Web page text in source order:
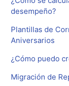
desempeño?
Plantillas de
Aniversarios
¿Cómo puedo
Migración de